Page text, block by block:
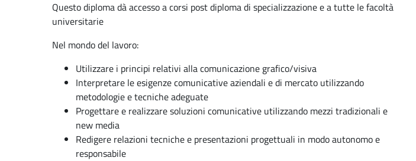
Questo diploma dà accesso a corsi post diploma di specializzazione e a tutte le facoltà
universitarie
Nel mondo del lavoro:
Utilizzare i principi relativi alla comunicazione grafico/visiva
Interpretare le esigenze comunicative aziendali e di mercato utilizzando
metodologie e tecniche adeguate
Progettare e realizzare soluzioni comunicative utilizzando mezzi tradizionali e
new media
Redigere relazioni tecniche e presentazioni progettuali in modo autonomo e
responsabile